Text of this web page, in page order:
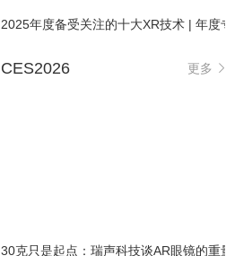
2025年度备受关注的十大XR技术 | 年度
CES2026 更多
30克只是起点：瑞声科技谈AR眼镜的重